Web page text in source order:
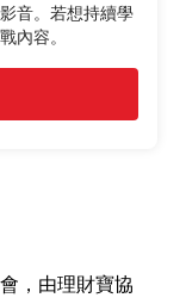
音。若想持續學
內容。
，由理財寶協